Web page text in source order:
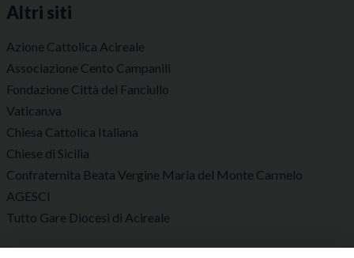
Altri siti
Azione Cattolica Acireale
Associazione Cento Campanili
Fondazione Città del Fanciullo
Vatican.va
Chiesa Cattolica Italiana
Chiese di Sicilia
Confraternita Beata Vergine Maria del Monte Carmelo
AGESCI
Tutto Gare Diocesi di Acireale